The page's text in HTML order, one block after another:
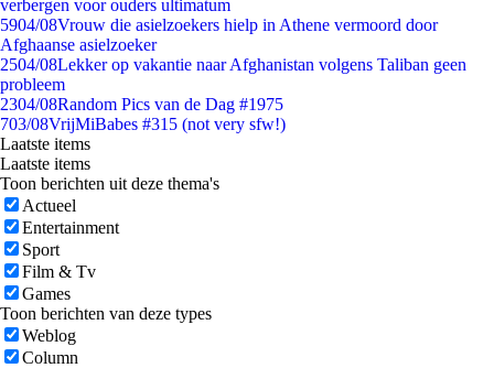
verbergen voor ouders ultimatum
5904/08Vrouw die asielzoekers hielp in Athene vermoord door
Afghaanse asielzoeker
2504/08Lekker op vakantie naar Afghanistan volgens Taliban geen
probleem
2304/08Random Pics van de Dag #1975
703/08VrijMiBabes #315 (not very sfw!)
Laatste items
Laatste items
Toon berichten uit deze thema's
Actueel
Entertainment
Sport
Film & Tv
Games
Toon berichten van deze types
Weblog
Column